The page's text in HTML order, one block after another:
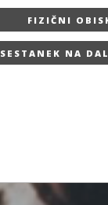
FIZIČNI
SESTANEK NA